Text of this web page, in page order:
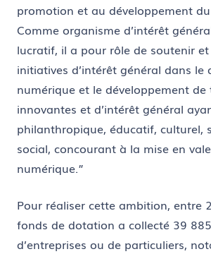
promotion et au développement
Comme organisme d’intérêt
lucratif, il a pour rôle de soutenir
initiatives d’intérêt général dans le
numérique et le développement
innovantes et d’intérêt général
philanthropique, éducatif, culturel,
social, concourant à la mise en
numérique.”
Pour réaliser cette ambition, entre
fonds de dotation a collecté 39
d’entreprises ou de particuliers,